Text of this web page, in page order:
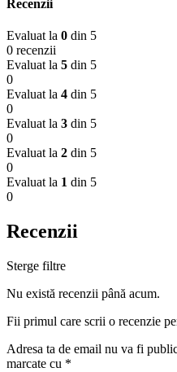
Recenzii
Evaluat la 0 din 5
0 recenzii
Evaluat la 5 din 5
0
Evaluat la 4 din 5
0
Evaluat la 3 din 5
0
Evaluat la 2 din 5
0
Evaluat la 1 din 5
0
Recenzii
Sterge filtre
Nu există recenzii până acum.
Fii primul care scrii o recenzie
Adresa ta de email nu va fi
marcate cu *